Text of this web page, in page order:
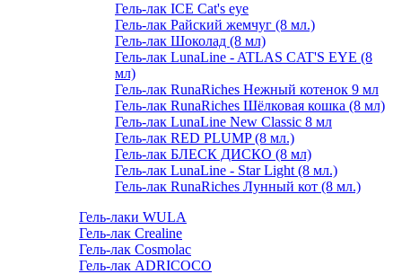
Гель-лак ICE Cat's eye
Гель-лак Райский жемчуг (8 мл.)
Гель-лак Шоколад (8 мл)
Гель-лак LunaLine - ATLAS CAT'S EYE (8
мл)
Гель-лак RunaRiches Нежный котенок 9 мл
Гель-лак RunaRiches Шёлковая кошка (8 мл)
Гель-лак LunaLine New Classic 8 мл
Гель-лак RED PLUMP (8 мл.)
Гель-лак БЛЕСК ДИСКО (8 мл)
Гель-лак LunaLine - Star Light (8 мл.)
Гель-лак RunaRiches Лунный кот (8 мл.)
Гель-лаки WULA
Гель-лак Crealine
Гель-лак Cosmolac
Гель-лак ADRICOCO